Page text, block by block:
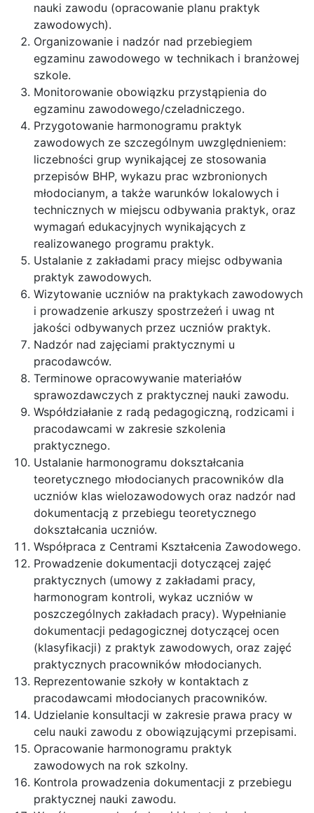
nauki zawodu (opracowanie planu praktyk
zawodowych).
Organizowanie i nadzór nad przebiegiem
egzaminu zawodowego w technikach i branżowej
szkole.
Monitorowanie obowiązku przystąpienia do
egzaminu zawodowego/czeladniczego.
Przygotowanie harmonogramu praktyk
zawodowych ze szczególnym uwzględnieniem:
liczebności grup wynikającej ze stosowania
przepisów BHP, wykazu prac wzbronionych
młodocianym, a także warunków lokalowych i
technicznych w miejscu odbywania praktyk, oraz
wymagań edukacyjnych wynikających z
realizowanego programu praktyk.
Ustalanie z zakładami pracy miejsc odbywania
praktyk zawodowych.
Wizytowanie uczniów na praktykach zawodowych
i prowadzenie arkuszy spostrzeżeń i uwag nt
jakości odbywanych przez uczniów praktyk.
Nadzór nad zajęciami praktycznymi u
pracodawców.
Terminowe opracowywanie materiałów
sprawozdawczych z praktycznej nauki zawodu.
Współdziałanie z radą pedagogiczną, rodzicami i
pracodawcami w zakresie szkolenia
praktycznego.
Ustalanie harmonogramu dokształcania
teoretycznego młodocianych pracowników dla
uczniów klas wielozawodowych oraz nadzór nad
dokumentacją z przebiegu teoretycznego
dokształcania uczniów.
Współpraca z Centrami Kształcenia Zawodowego.
Prowadzenie dokumentacji dotyczącej zajęć
praktycznych (umowy z zakładami pracy,
harmonogram kontroli, wykaz uczniów w
poszczególnych zakładach pracy). Wypełnianie
dokumentacji pedagogicznej dotyczącej ocen
(klasyfikacji) z praktyk zawodowych, oraz zajęć
praktycznych pracowników młodocianych.
Reprezentowanie szkoły w kontaktach z
pracodawcami młodocianych pracowników.
Udzielanie konsultacji w zakresie prawa pracy w
celu nauki zawodu z obowiązującymi przepisami.
Opracowanie harmonogramu praktyk
zawodowych na rok szkolny.
Kontrola prowadzenia dokumentacji z przebiegu
praktycznej nauki zawodu.